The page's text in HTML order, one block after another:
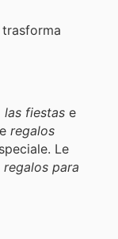
las fiestas e
regalos
Le
regalos para